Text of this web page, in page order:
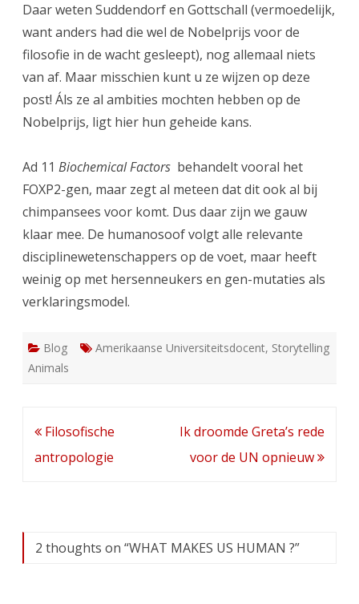
Daar weten Suddendorf en Gottschall (vermoedelijk,
want anders had die wel de Nobelprijs voor de
filosofie in de wacht gesleept), nog allemaal niets
van af. Maar misschien kunt u ze wijzen op deze
post! Áls ze al ambities mochten hebben op de
Nobelprijs, ligt hier hun geheide kans.
Ad 11 Biochemical Factors behandelt vooral het
FOXP2-gen, maar zegt al meteen dat dit ook al bij
chimpansees voor komt. Dus daar zijn we gauw
klaar mee. De humanosoof volgt alle relevante
disciplinewetenschappers op de voet, maar heeft
weinig op met hersenneukers en gen-mutaties als
verklaringsmodel.
Blog Amerikaanse Universiteitsdocent, Storytelling
Animals
Bericht
navigatie
Filosofische
antropologie
Ik droomde Greta’s rede
voor de UN opnieuw
2 thoughts on “WHAT MAKES US HUMAN ?”